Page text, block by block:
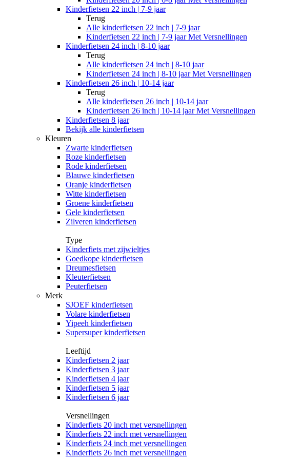
Kinderfietsen 22 inch | 7-9 jaar
Terug
Alle kinderfietsen 22 inch | 7-9 jaar
Kinderfietsen 22 inch | 7-9 jaar Met Versnellingen
Kinderfietsen 24 inch | 8-10 jaar
Terug
Alle kinderfietsen 24 inch | 8-10 jaar
Kinderfietsen 24 inch | 8-10 jaar Met Versnellingen
Kinderfietsen 26 inch | 10-14 jaar
Terug
Alle kinderfietsen 26 inch | 10-14 jaar
Kinderfietsen 26 inch | 10-14 jaar Met Versnellingen
Kinderfietsen 8 jaar
Bekijk alle kinderfietsen
Kleuren
Zwarte kinderfietsen
Roze kinderfietsen
Rode kinderfietsen
Blauwe kinderfietsen
Oranje kinderfietsen
Witte kinderfietsen
Groene kinderfietsen
Gele kinderfietsen
Zilveren kinderfietsen
Type
Kinderfiets met zijwieltjes
Goedkope kinderfietsen
Dreumesfietsen
Kleuterfietsen
Peuterfietsen
Merk
SJOEF kinderfietsen
Volare kinderfietsen
Yipeeh kinderfietsen
Supersuper kinderfietsen
Leeftijd
Kinderfietsen 2 jaar
Kinderfietsen 3 jaar
Kinderfietsen 4 jaar
Kinderfietsen 5 jaar
Kinderfietsen 6 jaar
Versnellingen
Kinderfiets 20 inch met versnellingen
Kinderfiets 22 inch met versnellingen
Kinderfiets 24 inch met versnellingen
Kinderfiets 26 inch met versnellingen